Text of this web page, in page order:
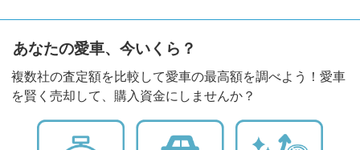
あなたの愛車、今いくら？
複数社の査定額を比較して愛車の最高額を調べよう！愛車
を賢く売却して、購入資金にしませんか？